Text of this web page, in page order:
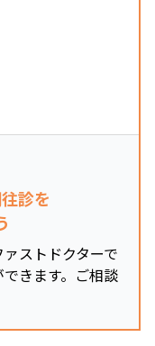
診を
ストドクターで
きます。ご相談